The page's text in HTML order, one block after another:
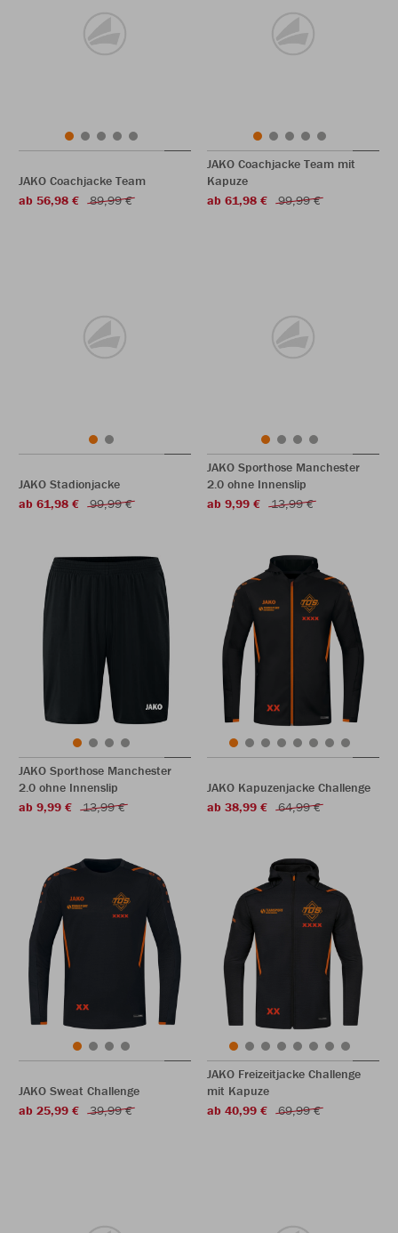
JAKO Coachjacke Team
ab 56,98 €
89,99 €
JAKO Coachjacke Team mit
Kapuze
ab 61,98 €
99,99 €
JAKO Stadionjacke
ab 61,98 €
99,99 €
JAKO Sporthose Manchester
2.0 ohne Innenslip
ab 9,99 €
13,99 €
JAKO Sporthose Manchester
2.0 ohne Innenslip
ab 9,99 €
13,99 €
JAKO Kapuzenjacke Challenge
ab 38,99 €
64,99 €
JAKO Sweat Challenge
ab 25,99 €
39,99 €
JAKO Freizeitjacke Challenge
mit Kapuze
ab 40,99 €
69,99 €